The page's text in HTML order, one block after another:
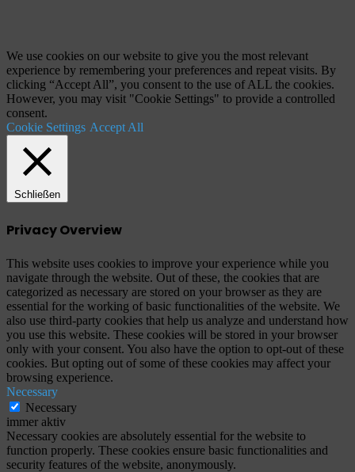
We use cookies on our website to give you the most relevant
experience by remembering your preferences and repeat visits. By
clicking “Accept All”, you consent to the use of ALL the cookies.
However, you may visit "Cookie Settings" to provide a controlled
consent.
Cookie Settings Accept All
Schließen
Privacy Overview
This website uses cookies to improve your experience while you
navigate through the website. Out of these, the cookies that are
categorized as necessary are stored on your browser as they are
essential for the working of basic functionalities of the website. We
also use third-party cookies that help us analyze and understand how
you use this website. These cookies will be stored in your browser
only with your consent. You also have the option to opt-out of these
cookies. But opting out of some of these cookies may affect your
browsing experience.
Necessary
Necessary
immer aktiv
Necessary cookies are absolutely essential for the website to
function properly. These cookies ensure basic functionalities and
security features of the website, anonymously.